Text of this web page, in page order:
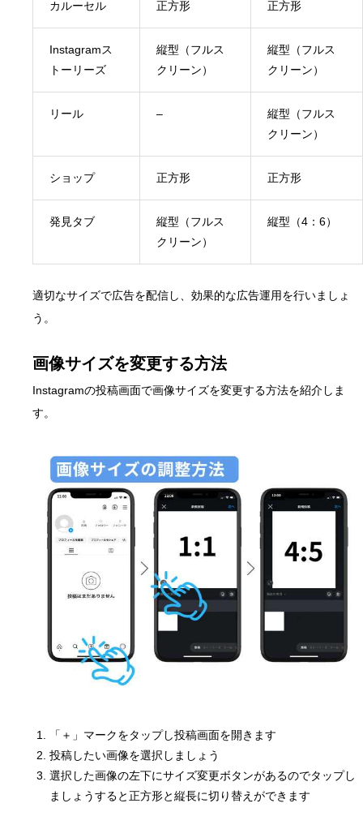
カルーセル 正方形 正方形
Instagramス
トーリーズ
縦型（フルス
クリーン）
縦型（フルス
クリーン）
リール –
縦型（フルス
クリーン）
ショップ 正方形 正方形
発見タブ
縦型（フルス
クリーン）
縦型（4：6）
適切なサイズで広告を配信し、効果的な広告運用を行いましょ
う。
画像サイズを変更する方法
Instagramの投稿画面で画像サイズを変更する方法を紹介しま
す。
「＋」マークをタップし投稿画面を開きます
投稿したい画像を選択しましょう
選択した画像の左下にサイズ変更ボタンがあるのでタップし
ましょうすると正方形と縦長に切り替えができます